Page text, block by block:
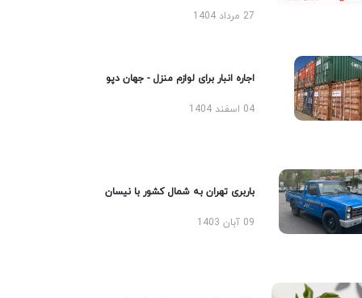
27 مرداد 1404
اجاره انبار برای لوازم منزل - جهان دپو
04 اسفند 1404
باربری تهران به شمال کشور با نیسان
09 آبان 1403